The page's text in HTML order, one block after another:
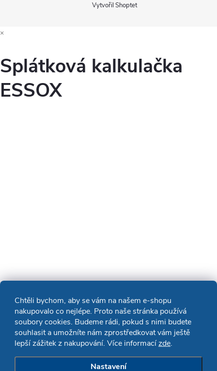
Chtěli bychom, aby se vám na našem e-shopu
nakupovalo co nejlépe. Proto naše stránka používá
soubory cookies. Budeme rádi, pokud s nimi budete
souhlasit a umožníte nám zprostředkovat vám ještě
lepší zážitek z nakupování. Více informacízde.
Nastavení
Vytvořil Shoptet
×
Splátková kalkulačka
ESSOX